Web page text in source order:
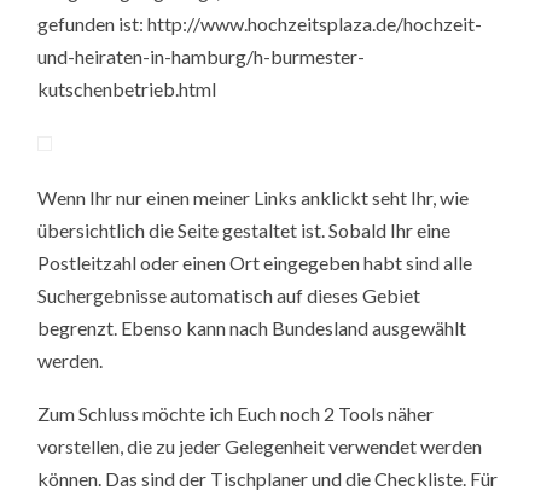
gefunden ist: http://www.hochzeitsplaza.de/hochzeit-
und-heiraten-in-hamburg/h-burmester-
kutschenbetrieb.html
Wenn Ihr nur einen meiner Links anklickt seht Ihr, wie
übersichtlich die Seite gestaltet ist. Sobald Ihr eine
Postleitzahl oder einen Ort eingegeben habt sind alle
Suchergebnisse automatisch auf dieses Gebiet
begrenzt. Ebenso kann nach Bundesland ausgewählt
werden.
Zum Schluss möchte ich Euch noch 2 Tools näher
vorstellen, die zu jeder Gelegenheit verwendet werden
können. Das sind der Tischplaner und die Checkliste. Für